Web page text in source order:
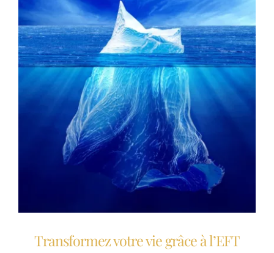
?
Transformez votre vie grâce à l’EFT